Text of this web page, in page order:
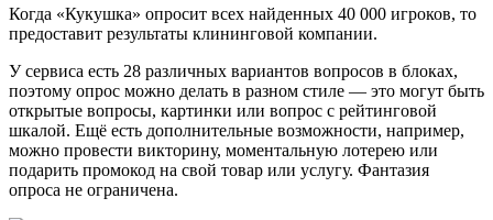
Когда «Кукушка» опросит всех найденных 40 000 игроков, то
предоставит результаты клининговой компании.
У сервиса есть 28 различных вариантов вопросов в блоках,
поэтому опрос можно делать в разном стиле — это могут быть
открытые вопросы, картинки или вопрос с рейтинговой
шкалой. Ещё есть дополнительные возможности, например,
можно провести викторину, моментальную лотерею или
подарить промокод на свой товар или услугу. Фантазия
опроса не ограничена.